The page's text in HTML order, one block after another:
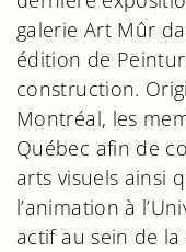
galerie Art Mûr
édition de
construction.
Montréal, les
Québec afin de
arts visuels ainsi
l’animation à
actif au sein de